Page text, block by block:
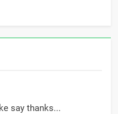
say thanks...